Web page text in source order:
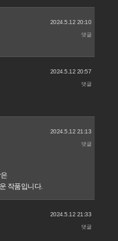
2024.5.12 20:10
댓글
2024.5.12 20:57
댓글
2024.5.12 21:13
댓글
작품입니다.
2024.5.12 21:33
댓글